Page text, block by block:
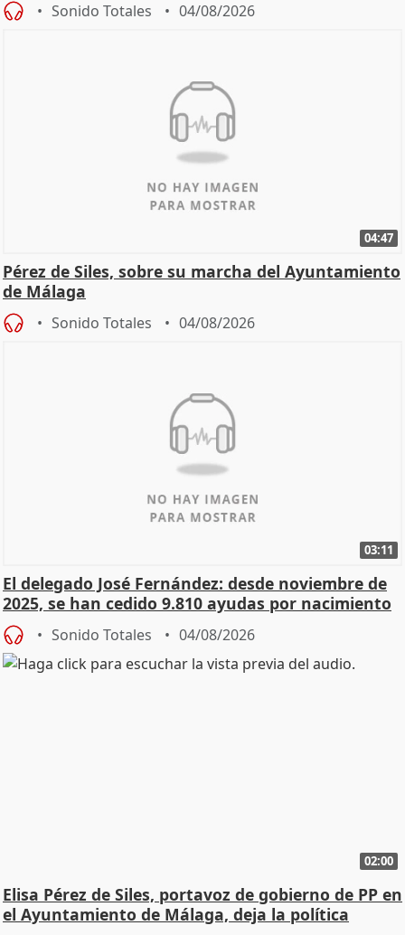
Sonido Totales 04/08/2026
04:47
Pérez de Siles, sobre su marcha del Ayuntamiento
de Málaga
Sonido Totales 04/08/2026
03:11
El delegado José Fernández: desde noviembre de
2025, se han cedido 9.810 ayudas por nacimiento
Sonido Totales 04/08/2026
02:00
Elisa Pérez de Siles, portavoz de gobierno de PP en
el Ayuntamiento de Málaga, deja la política